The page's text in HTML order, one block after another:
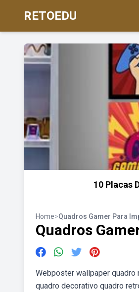
RETOEDU
10 Placas
Home>Quadros Gamer Para
Quadros
Webposter wallpaper quadro
quadro decorativo quadro